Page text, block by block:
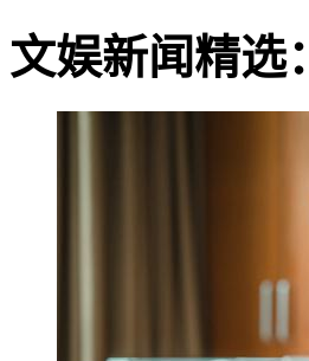
文娱新闻精选：